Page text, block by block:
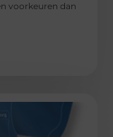
voorkeuren dan